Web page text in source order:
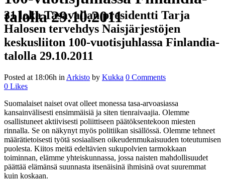
talolla 29.10.2011
31 lokaTasavallan presidentti Tarja
Halosen tervehdys Naisjärjestöjen
keskusliiton 100-vuotisjuhlassa Finlandia-
talolla 29.10.2011
Posted at 18:06h in Arkisto by Kukka 0 Comments
0 Likes
Suomalaiset naiset ovat olleet monessa tasa-arvoasiassa
kansainvälisesti ensimmäisiä ja siten tienraivaajia. Olemme
osallistuneet aktiivisesti poliittiseen päätöksentekoon miesten
rinnalla. Se on näkynyt myös politiikan sisällössä. Olemme tehneet
määrätietoisesti työtä sosiaalisen oikeudenmukaisuuden toteutumisen
puolesta. Kiitos meitä edeltävien sukupolvien tarmokkaan
toiminnan, elämme yhteiskunnassa, jossa naisten mahdollisuudet
päättää elämänsä suunnasta itsenäisinä ihmisinä ovat suuremmat
kuin koskaan.